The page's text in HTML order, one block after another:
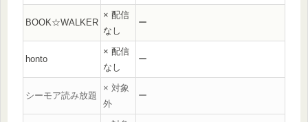
BOOK☆WALKER
× 配信
なし
ー
honto
× 配信
なし
ー
シーモア読み放題
× 対象
外
ー